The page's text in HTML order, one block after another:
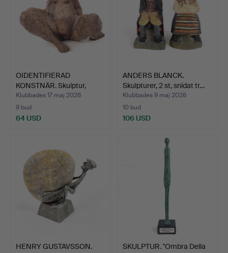
OIDENTIFIERAD
KONSTNÄR. Skulptur,
keramik,…
Klubbades 17 maj 2026
9 bud
64 USD
ANDERS BLANCK.
Skulpturer, 2 st, snidat tr…
Klubbades 9 maj 2026
10 bud
106 USD
HENRY GUSTAVSSON.
SKULPTUR. "Ombra Della